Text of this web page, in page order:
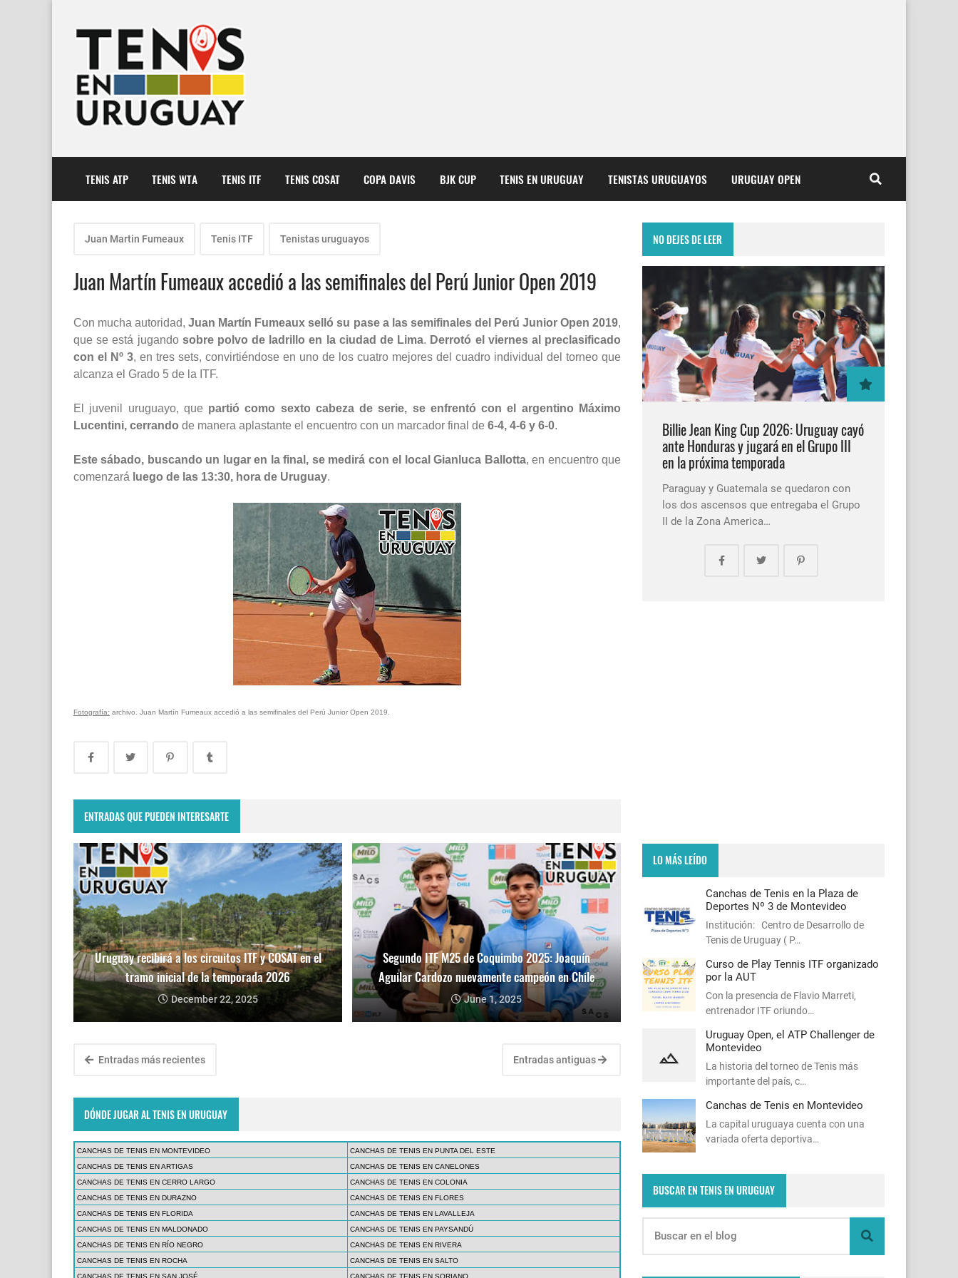
TENIS ATP TENIS WTA TENIS ITF TENIS COSAT COPA DAVIS BJK CUP TENIS EN URUGUAY TENISTAS URUGUAYOS URUGUAY OPEN
Juan Martin Fumeaux Tenis ITF Tenistas uruguayos
Juan Martín Fumeaux accedió a las semifinales del Perú Junior Open 2019
Con mucha autoridad,Juan Martín Fumeaux selló su pase a las semifinales del Perú Junior Open 2019,
que se está jugando sobre polvo de ladrillo en la ciudad de Lima. Derrotó el viernes al preclasificado
con el Nº 3, en tres sets, convirtiéndose en uno de los cuatro mejores del cuadro individual del torneo que
alcanza el Grado 5 de la ITF.
El juvenil uruguayo, que partió como sexto cabeza de serie, se enfrentó con el argentino Máximo
Lucentini, cerrando de manera aplastante el encuentro con un marcador final de 6-4, 4-6 y 6-0.
Este sábado, buscando un lugar en la final, se medirá con el local Gianluca Ballotta, en encuentro que
comenzará luego de las 13:30, hora de Uruguay.
Fotografía: archivo. Juan Martín Fumeaux accedió a las semifinales del Perú Junior Open 2019.
ENTRADAS QUE PUEDEN INTERESARTE
Uruguay recibirá a los circuitos ITF y COSAT en el
tramo inicial de la temporada 2026
December 22, 2025
Segundo ITF M25 de Coquimbo 2025: Joaquín
Aguilar Cardozo nuevamente campeón en Chile
June 1, 2025
Entradas más recientes Entradas antiguas
DÓNDE JUGAR AL TENIS EN URUGUAY
CANCHAS DE TENIS EN MONTEVIDEO
CANCHAS DE TENIS EN PUNTA DEL ESTE
CANCHAS DE TENIS EN ARTIGAS
CANCHAS DE TENIS EN CANELONES
CANCHAS DE TENIS EN CERRO LARGO
CANCHAS DE TENIS EN COLONIA
CANCHAS DE TENIS EN DURAZNO
CANCHAS DE TENIS EN FLORES
CANCHAS DE TENIS EN FLORIDA
CANCHAS DE TENIS EN LAVALLEJA
CANCHAS DE TENIS EN MALDONADO
CANCHAS DE TENIS EN PAYSANDÚ
CANCHAS DE TENIS EN RÍO NEGRO
CANCHAS DE TENIS EN RIVERA
CANCHAS DE TENIS EN ROCHA
CANCHAS DE TENIS EN SALTO
CANCHAS DE TENIS EN SAN JOSÉ
CANCHAS DE TENIS EN SORIANO
NO DEJES DE LEER
Billie Jean King Cup 2026: Uruguay cayó
ante Honduras y jugará en el Grupo III
en la próxima temporada
Paraguay y Guatemala se quedaron con
los dos ascensos que entregaba el Grupo
II de la Zona America…
LO MÁS LEÍDO
Canchas de Tenis en la Plaza de
Deportes Nº 3 de Montevideo
Institución: Centro de Desarrollo de
Tenis de Uruguay ( P…
Curso de Play Tennis ITF organizado
por la AUT
Con la presencia de Flavio Marreti,
entrenador ITF oriundo…
Uruguay Open, el ATP Challenger de
Montevideo
La historia del torneo de Tenis más
importante del país, c…
Canchas de Tenis en Montevideo
La capital uruguaya cuenta con una
variada oferta deportiva…
BUSCAR EN TENIS EN URUGUAY